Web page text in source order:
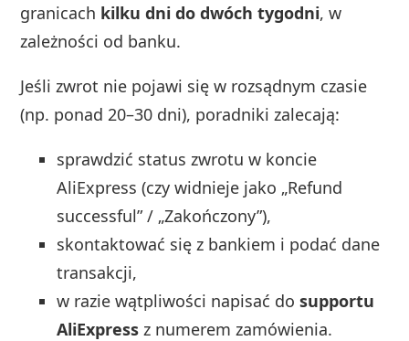
granicach kilku dni do dwóch tygodni, w
zależności od banku.
Jeśli zwrot nie pojawi się w rozsądnym czasie
(np. ponad 20–30 dni), poradniki zalecają:
sprawdzić status zwrotu w koncie
AliExpress (czy widnieje jako „Refund
successful” / „Zakończony”),
skontaktować się z bankiem i podać dane
transakcji,
w razie wątpliwości napisać dosupportu
AliExpress z numerem zamówienia.